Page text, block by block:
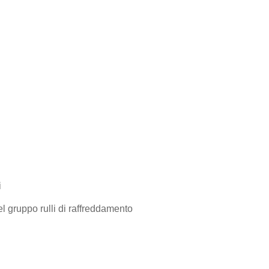
gruppo rulli di raffreddamento